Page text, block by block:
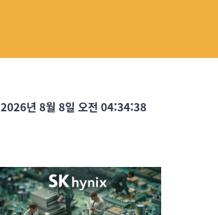
2026년 8월 8일 오전 04:34:39